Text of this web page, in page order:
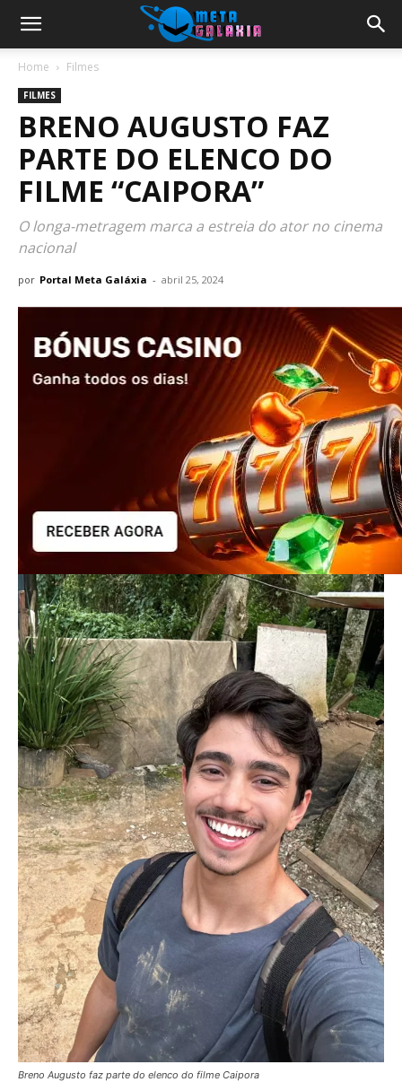
Home Filmes
FILMES
BRENO AUGUSTO FAZ
PARTE DO ELENCO DO
FILME “CAIPORA”
O longa-metragem marca a estreia do ator no cinema
nacional
por Portal Meta Galáxia - abril 25, 2024
Breno Augusto faz parte do elenco do filme Caipora